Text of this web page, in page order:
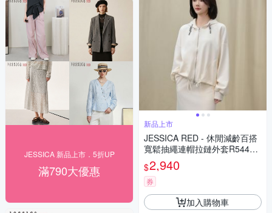
JESSICA 新品上市．5折UP
滿790大優惠
新品上市
JESSICA RED - 休閒減齡百搭
寬鬆抽繩連帽拉鏈外套R54401
（米）
$2,940
券
加入購物車